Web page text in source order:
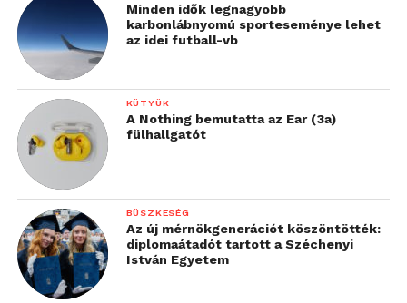
Minden idők legnagyobb
karbonlábnyomú sporteseménye lehet
az idei futball-vb
KÜTYÜK
A Nothing bemutatta az Ear (3a)
fülhallgatót
BÜSZKESÉG
Az új mérnökgenerációt köszöntötték:
diplomaátadót tartott a Széchenyi
István Egyetem